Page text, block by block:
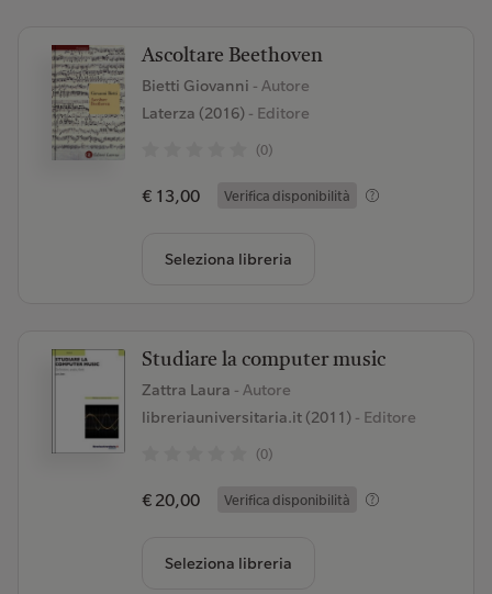
Ascoltare Beethoven
Bietti Giovanni - Autore
Laterza (2016)- Editore
(0)
€ 13,00 Verifica disponibilità
Seleziona libreria
Studiare la computer music
Zattra Laura - Autore
libreriauniversitaria.it (2011)- Editore
(0)
€ 20,00 Verifica disponibilità
Seleziona libreria